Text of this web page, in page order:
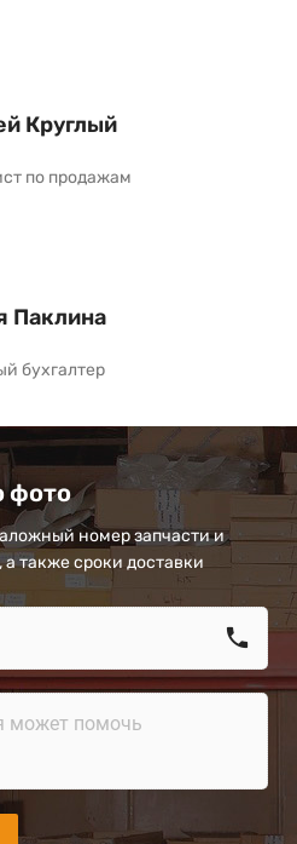
Круглый
по продажам
Паклина
бухгалтер
фото
номер запчасти и
также сроки доставки
call